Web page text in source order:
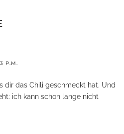
P.M.
dir das Chili geschmeckt hat. Und
ich kann schon lange nicht